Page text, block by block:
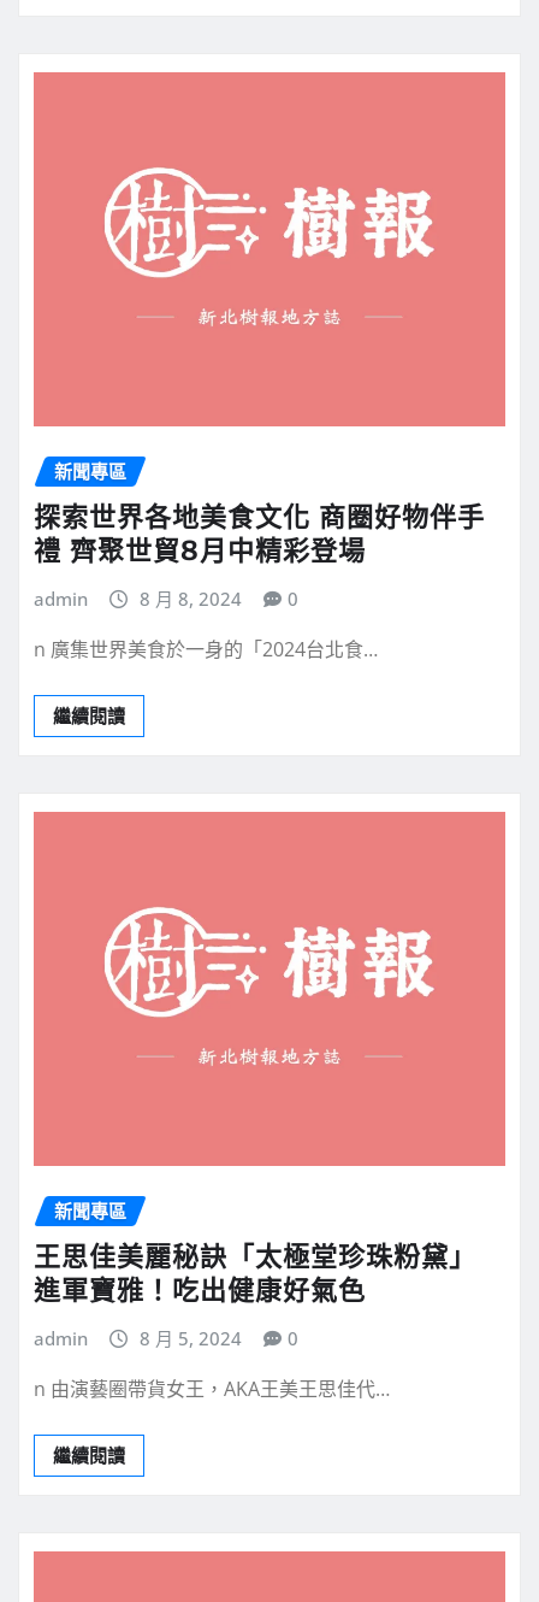
新聞專區
探索世界各地美食文化 商圈好物伴手
禮 齊聚世貿8月中精彩登場
admin 8 月 8, 2024 0
n 廣集世界美食於一身的「2024台北食…
繼續閱讀
新聞專區
王思佳美麗秘訣「太極堂珍珠粉黛」
進軍寶雅！吃出健康好氣色
admin 8 月 5, 2024 0
n 由演藝圈帶貨女王，AKA王美王思佳代…
繼續閱讀